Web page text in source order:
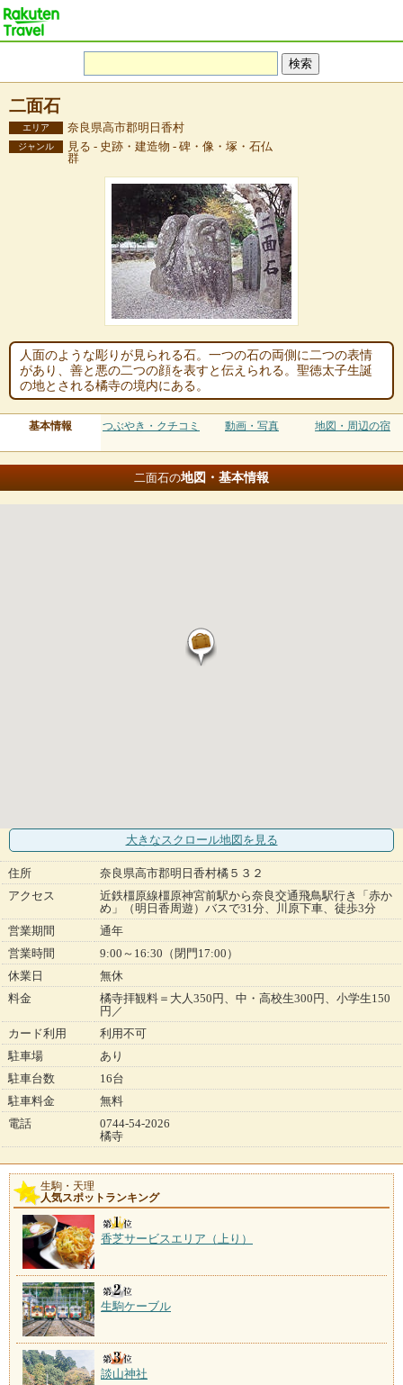
二面石
エリア 奈良県高市郡明日香村
ジャンル
見る - 史跡・建造物 - 碑・像・塚・石仏
群
人面のような彫りが見られる石。一つの石の両側に二つの表情
があり、善と悪の二つの顔を表すと伝えられる。聖徳太子生誕
の地とされる橘寺の境内にある。
基本情報 つぶやき・クチコミ 動画・写真 地図・周辺の宿
二面石の地図・基本情報
大きなスクロール地図 を見る
住所
奈良県高市郡明日香村橘５３２
アクセス
近鉄橿原線橿原神宮前駅から奈良交通飛鳥駅行き「赤か
め」（明日香周遊）バスで31分、川原下車、徒歩3分
営業期間
通年
営業時間
9:00～16:30（閉門17:00）
休業日
無休
料金
橘寺拝観料＝大人350円、中・高校生300円、小学生150
円／
カード利用
利用不可
駐車場
あり
駐車台数
16台
駐車料金
無料
電話
0744-54-2026
橘寺
生駒・天理
人気スポットランキング
香芝サービスエリア（上り）
生駒ケーブル
談山神社